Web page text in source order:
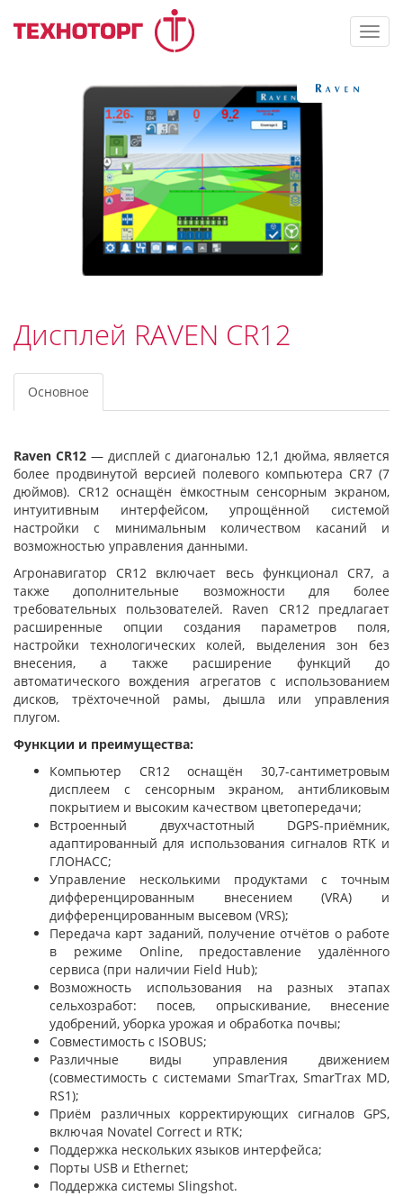
Дисплей RAVEN CR12
Основное
Raven CR12 — дисплей с диагональю 12,1 дюйма, является
более продвинутой версией полевого компьютера CR7 (7
дюймов). CR12 оснащён ёмкостным сенсорным экраном,
интуитивным интерфейсом, упрощённой системой
настройки с минимальным количеством касаний и
возможностью управления данными.
Агронавигатор CR12 включает весь функционал CR7, а
также дополнительные возможности для более
требовательных пользователей. Raven CR12 предлагает
расширенные опции создания параметров поля,
настройки технологических колей, выделения зон без
внесения, а также расширение функций до
автоматического вождения агрегатов с использованием
дисков, трёхточечной рамы, дышла или управления
плугом.
Функции и преимущества:
Компьютер CR12 оснащён 30,7-сантиметровым
дисплеем с сенсорным экраном, антибликовым
покрытием и высоким качеством цветопередачи;
Встроенный двухчастотный DGPS-приёмник,
адаптированный для использования сигналов RTK и
ГЛОНАСС;
Управление несколькими продуктами с точным
дифференцированным внесением (VRA) и
дифференцированным высевом (VRS);
Передача карт заданий, получение отчётов о работе
в режиме Online, предоставление удалённого
сервиса (при наличии Field Hub);
Возможность использования на разных этапах
сельхозработ: посев, опрыскивание, внесение
удобрений, уборка урожая и обработка почвы;
Совместимость с ISOBUS;
Различные виды управления движением
(совместимость с системами SmarTrax, SmarTrax MD,
RS1);
Приём различных корректирующих сигналов GPS,
включая Novatel Correct и RTK;
Поддержка нескольких языков интерфейса;
Порты USB и Ethernet;
Поддержка системы Slingshot.